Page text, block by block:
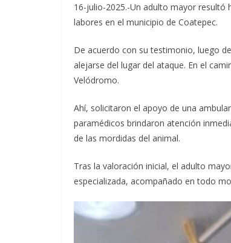
16-julio-2025.-Un adulto mayor resultó
labores en el municipio de Coatepec.
De acuerdo con su testimonio, luego
alejarse del lugar del ataque. En el
Velódromo.
Ahí, solicitaron el apoyo de una
paramédicos brindaron atención
de las mordidas del animal.
Tras la valoración inicial, el adulto
especializada, acompañado en todo